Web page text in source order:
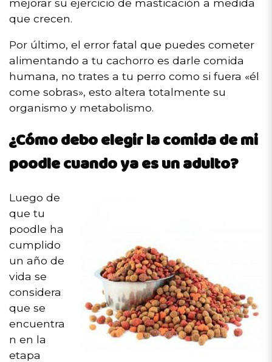
que crecen.
Por último, el error fatal que puedes cometer
alimentando a tu cachorro es darle comida
humana, no trates a tu perro como si fuera «él
come sobras», esto altera totalmente su
organismo y metabolismo.
¿Cómo debo elegir la comida de mi
poodle cuando ya es un adulto?
Luego de
que tu
poodle ha
cumplido
un año de
vida se
considera
que se
encuentra
n en la
etapa